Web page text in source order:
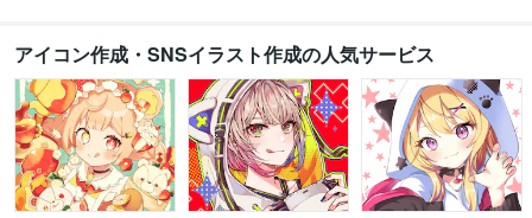
アイコン作成・SNSイラスト作成の人気サービス